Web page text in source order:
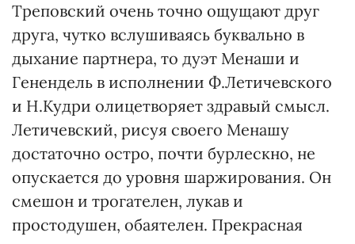
Треповский очень точно ощущают друг
друга, чутко вслушиваясь буквально в
дыхание партнера, то дуэт Менаши и
Генендель в исполнении Ф.Летичевского
и Н.Кудри олицетворяет здравый смысл.
Летичевский, рисуя своего Менашу
достаточно остро, почти бурлескно, не
опускается до уровня шаржирования. Он
смешон и трогателен, лукав и
простодушен, обаятелен. Прекрасная